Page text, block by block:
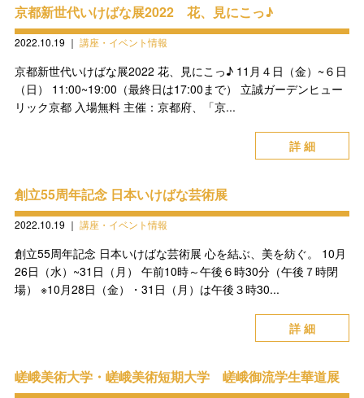
京都新世代いけばな展2022 花、見にこっ♪
2022.10.19 ｜ 講座・イベント情報
京都新世代いけばな展2022 花、見にこっ♪ 11月４日（金）~６日
（日） 11:00~19:00（最終日は17:00まで） 立誠ガーデンヒュー
リック京都 入場無料 主催：京都府、「京...
詳 細
創立55周年記念 日本いけばな芸術展
2022.10.19 ｜ 講座・イベント情報
創立55周年記念 日本いけばな芸術展 心を結ぶ、美を紡ぐ。 10月
26日（水）~31日（月） 午前10時～午後６時30分（午後７時閉
場） ※10月28日（金）・31日（月）は午後３時30...
詳 細
嵯峨美術大学・嵯峨美術短期大学 嵯峨御流学生華道展